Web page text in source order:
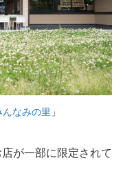
んなみの里 」
が一部に限定されて